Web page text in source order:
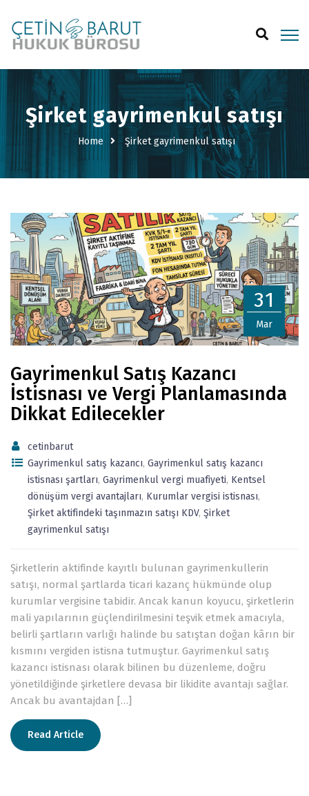
Şirket gayrimenkul satışı
Home Şirket gayrimenkul satışı
31
Mar
Gayrimenkul Satış Kazancı
İstisnası ve Vergi Planlamasında
Dikkat Edilecekler
cetinbarut
Gayrimenkul satış kazancı, Gayrimenkul satış kazancı
istisnası şartları, Gayrimenkul vergi muafiyeti, Kentsel
dönüşüm vergi avantajları, Kurumlar vergisi istisnası,
Şirket aktifindeki taşınmazın satışı KDV, Şirket
gayrimenkul satışı
Şirketlerin aktifinde kayıtlı bulunan gayrimenkullerin
satışı, normal şartlarda ticari kazanç hükmünde olup
kurumlar vergisine tabidir. Ancak kanun koyucu, şirketlerin
mali yapılarının güçlendirilmesini teşvik etmek amacıyla,
belirli şartların varlığı halinde bu satıştan doğan kârın bir
kısmını vergiden istisna tutmuştur. Gayrimenkul satış
kazancı istisnası olarak bilinen bu düzenleme, doğru
yönetildiğinde şirketlere devasa bir likidite avantajı sağlar.
Ancak bu avantajdan […]
Read Article